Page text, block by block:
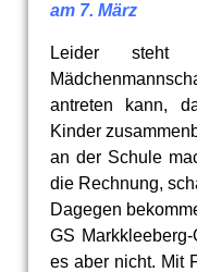
am 7. März
Leider
antreten kann,
Kinder
an der Schule
die Rechnung,
Dagegen
GS
es aber nicht. Mit